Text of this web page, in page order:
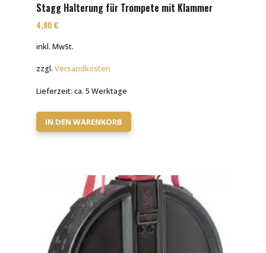
Stagg Halterung für Trompete mit Klammer
4,90 €
inkl. MwSt.
zzgl. Versandkosten
Lieferzeit: ca. 5 Werktage
IN DEN WARENKORB